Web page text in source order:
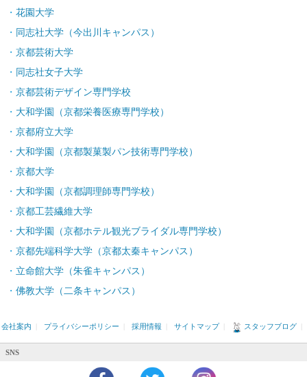
花園大学
同志社大学（今出川キャンパス）
京都芸術大学
同志社女子大学
京都芸術デザイン専門学校
大和学園（京都栄養医療専門学校）
京都府立大学
大和学園（京都製菓製パン技術専門学校）
京都大学
大和学園（京都調理師専門学校）
京都工芸繊維大学
大和学園（京都ホテル観光ブライダル専門学校）
京都先端科学大学（京都太秦キャンパス）
立命館大学（朱雀キャンパス）
佛教大学（二条キャンパス）
会社案内 プライバシーポリシー 採用情報 サイトマップ スタッフブログ
SNS